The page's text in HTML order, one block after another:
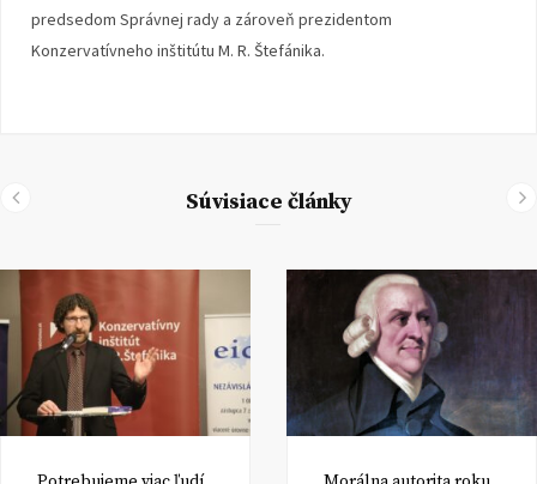
predsedom Správnej rady a zároveň prezidentom
Konzervatívneho inštitútu M. R. Štefánika.
Súvisiace články